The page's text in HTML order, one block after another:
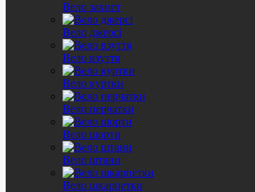
Вело захист
Вело джерсі
Вело взуття
Вело куртки
Вело перчатки
Вело шорти
Вело штани
Вело шкарпетки